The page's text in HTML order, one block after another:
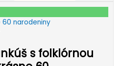
€.
s folklórnou